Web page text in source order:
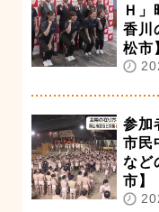
Ｈ
香川
松市
参加
市民
など
市】